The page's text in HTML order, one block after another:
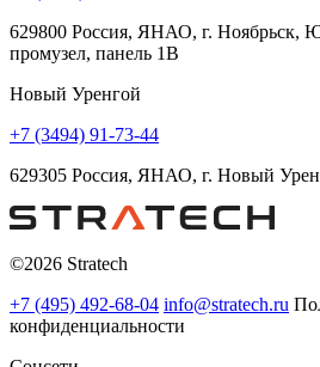
629800 Россия, ЯНАО, г. Ноябрьск,
промузел, панель 1В
Новый Уренгой
+7 (3494) 91-73-44
629305 Россия, ЯНАО, г. Новый
©2026 Stratech
+7 (495) 492-68-04 info@stratech.ru
конфиденциальности